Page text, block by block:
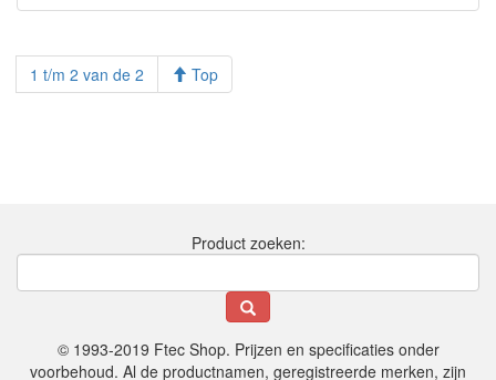
1 t/m 2 van de 2 Top
Product zoeken:
© 1993-2019 Ftec Shop. Prijzen en specificaties onder
voorbehoud. Al de productnamen, geregistreerde merken, zijn